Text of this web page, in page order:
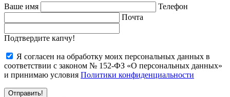
Ваше имя
Телефон
Почта
Подтвердите капчу!
Я согласен на обработку моих персональных данных в
соответствии с законом № 152-ФЗ «О персональных данных»
и принимаю условия Политики конфиденциальности